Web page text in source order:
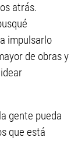
atrás.
impulsarlo
de obras y
gente pueda
que está